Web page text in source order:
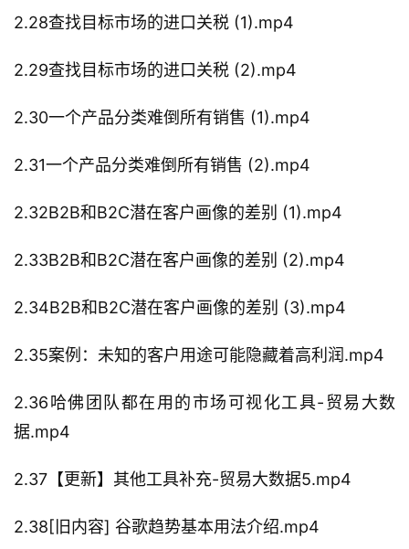
2.28查找目标市场的进口关税 (1).mp4
2.29查找目标市场的进口关税 (2).mp4
2.30一个产品分类难倒所有销售 (1).mp4
2.31一个产品分类难倒所有销售 (2).mp4
2.32B2B和B2C潜在客户画像的差别 (1).mp4
2.33B2B和B2C潜在客户画像的差别 (2).mp4
2.34B2B和B2C潜在客户画像的差别 (3).mp4
2.35案例：未知的客户用途可能隐藏着高利润.mp4
2.36哈佛团队都在用的市场可视化工具-贸易大数
据.mp4
2.37【更新】其他工具补充-贸易大数据5.mp4
2.38[旧内容] 谷歌趋势基本用法介绍.mp4